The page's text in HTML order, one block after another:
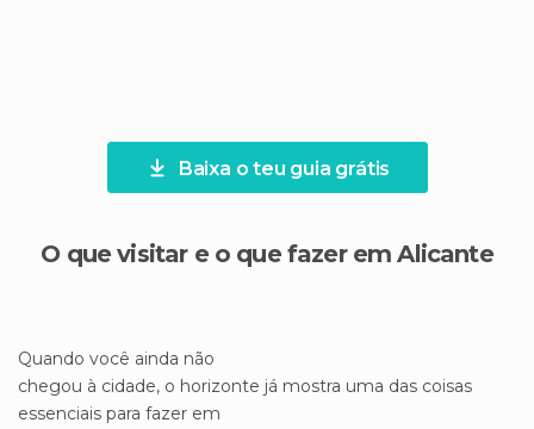
Baixa o teu guia grátis
O que visitar e o que fazer em Alicante
Quando você ainda não
chegou à cidade, o horizonte já mostra uma das coisas
essenciais para fazer em